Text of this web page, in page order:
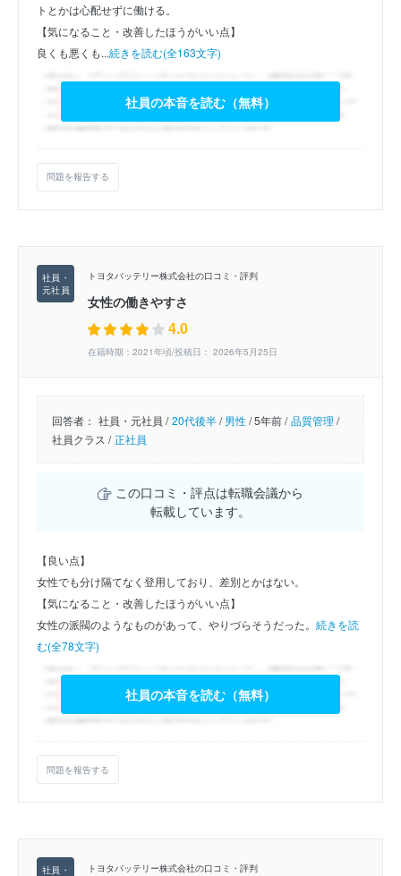
トとかは心配せずに働ける。
【気になること・改善したほうがいい点】
良くも悪くも...続きを読む(全163文字)
社員の本音を読む（無料）
問題を報告する
トヨタバッテリー株式会社の口コミ・評判
女性の働きやすさ
4.0
在籍時期：2021年頃/投稿日： 2026年5月25日
回答者： 社員・元社員 / 20代後半/男性/5年前 / 品質管理 /
社員クラス / 正社員
この口コミ・評点は転職会議から
転載しています。
【良い点】
女性でも分け隔てなく登用しており、差別とかはない。
【気になること・改善したほうがいい点】
女性の派閥のようなものがあって、やりづらそうだった。 続きを読
む(全78文字)
社員の本音を読む（無料）
問題を報告する
トヨタバッテリー株式会社の口コミ・評判